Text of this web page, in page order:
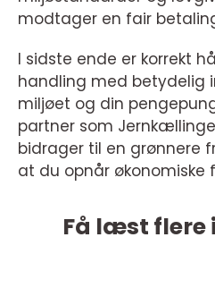
modtager en fair
I sidste ende er korrekt
handling med betydelig
miljøet og din
partner som
bidrager til en grønnere
at du opnår økonomiske
Få læst